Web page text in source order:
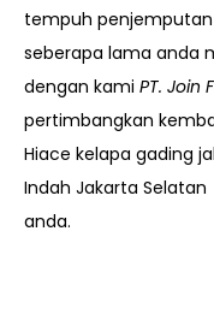
tempuh
seberapa lama anda
dengan kami PT. Join
pertimbangkan
Hiace kelapa gading
Indah Jakarta
anda.